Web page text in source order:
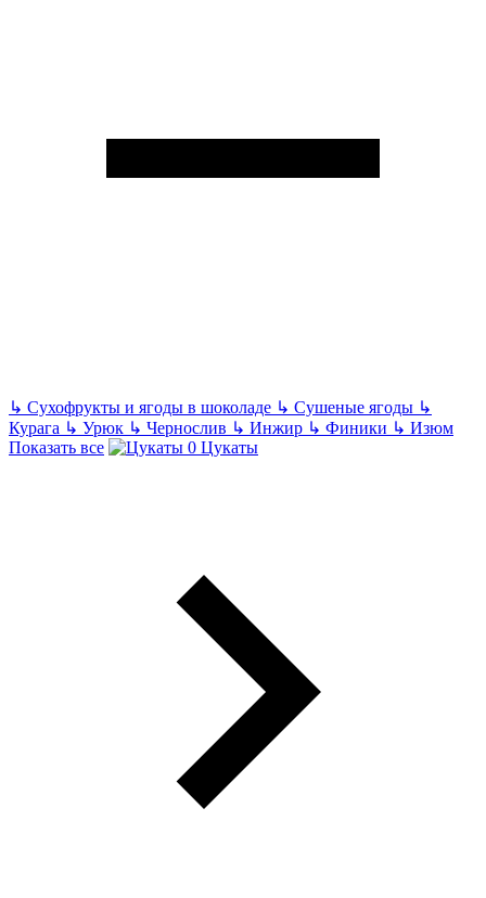
↳ Сухофрукты и ягоды в шоколаде ↳ Сушеные ягоды ↳
Курага ↳ Урюк ↳ Чернослив ↳ Инжир ↳ Финики ↳ Изюм
Показать все
Цукаты